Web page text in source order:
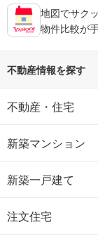
地図でサク
物件比較が
不動産情報を探す
不動産・住宅
新築マンション
新築一戸建て
注文住宅